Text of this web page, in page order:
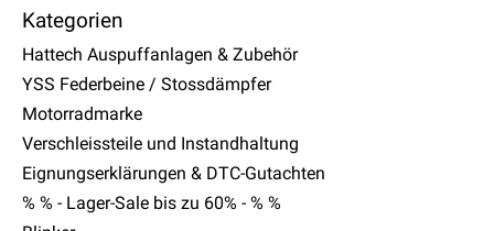
Kategorien
Hattech Auspuffanlagen & Zubehör
YSS Federbeine / Stossdämpfer
Motorradmarke
Verschleissteile und Instandhaltung
Eignungserklärungen & DTC-Gutachten
% % - Lager-Sale bis zu 60% - % %